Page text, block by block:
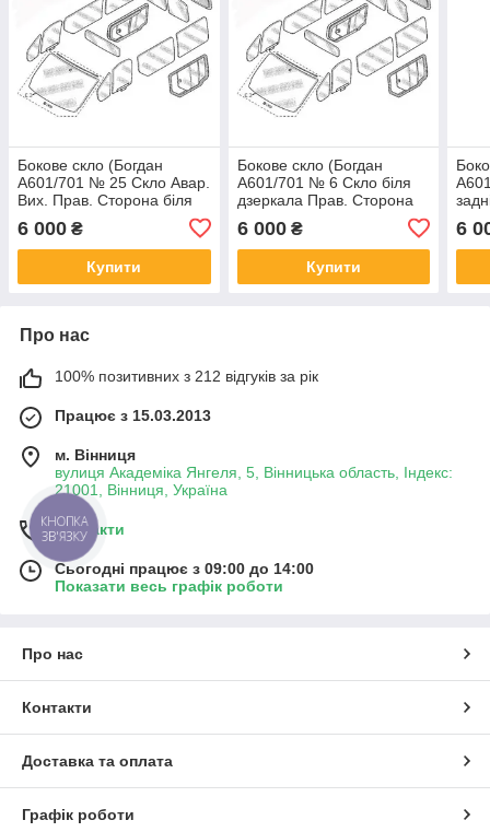
Бокове скло (Богдан
А601/701 № 25 Скло Авар.
Вих. Прав. Сторона біля
6 000 ₴
Купити
Бокове скло (Богдан
А601/701 № 6 Скло біля
дзеркала Прав. Сторона
6 000₴
Купити
6
Про нас
100% позитивних з 212 відгуків за рік
Працює з 15.03.2013
м. Вінниця
вулиця Академіка Янгеля, 5, Вінницька область, Індекс:
21001, Вінниця, Україна
Контакти
Сьогодні працює з 09:00 до 14:00
Показати весь графік роботи
Про нас
Контакти
Доставка та оплата
Графік роботи
КНОПКА
ЗВ'ЯЗКУ